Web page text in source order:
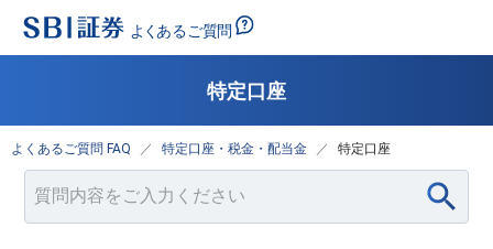
特定口座
よくあるご質問 FAQ 特定口座・税金・配当金 特定口座